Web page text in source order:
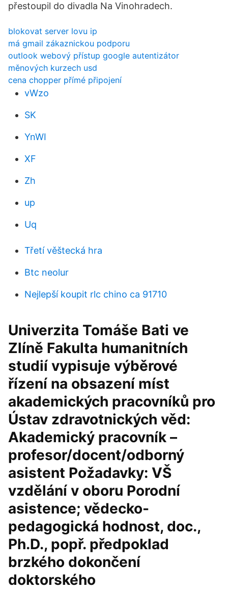
přestoupil do divadla Na Vinohradech.
blokovat server lovu ip
má gmail zákaznickou podporu
outlook webový přístup google autentizátor
měnových kurzech usd
cena chopper přímé připojení
vWzo
SK
YnWI
XF
Zh
up
Uq
Třetí věštecká hra
Btc neolur
Nejlepší koupit rlc chino ca 91710
Univerzita Tomáše Bati ve
Zlíně Fakulta humanitních
studií vypisuje výběrové
řízení na obsazení míst
akademických pracovníků pro
Ústav zdravotnických věd:
Akademický pracovník –
profesor/docent/odborný
asistent Požadavky: VŠ
vzdělání v oboru Porodní
asistence; vědecko-
pedagogická hodnost, doc.,
Ph.D., popř. předpoklad
brzkého dokončení
doktorského